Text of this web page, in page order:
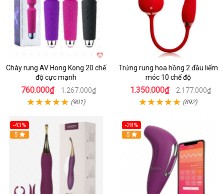
Chày rung AV Hong Kong 20 chế
độ cực mạnh
760.000₫ 1.267.000₫
(901)
Trứng rung hoa hồng 2 đầu liếm
móc 10 chế độ
1.350.000₫ 2.177.000₫
(892)
-43%
Hot
5
-28%
Hot
5